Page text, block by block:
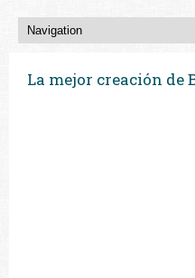
La mejor creación de